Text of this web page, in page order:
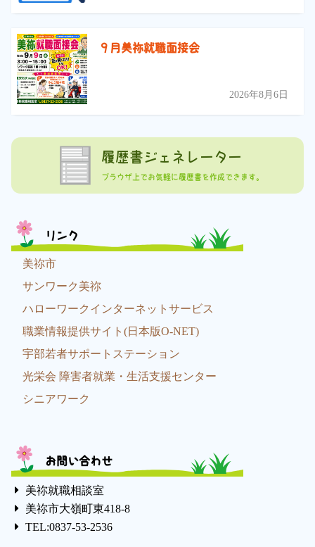
９月美祢就職面接会
2026年8月6日
履歴書ジェネレーター
ブラウザ上でお気軽に履歴書を作成できます。
リンク
美祢市
サンワーク美祢
ハローワークインターネットサービス
職業情報提供サイト(日本版O-NET)
宇部若者サポートステーション
光栄会 障害者就業・生活支援センター
シニアワーク
お問い合わせ
美祢就職相談室
美祢市大嶺町東418-8
TEL:0837-53-2536